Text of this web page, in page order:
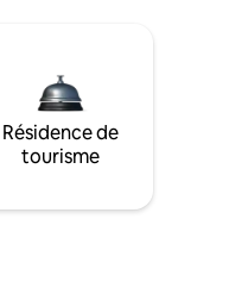
Résidence de
tourisme